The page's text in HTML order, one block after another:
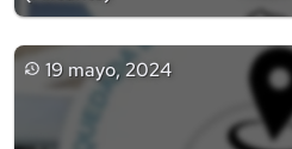
19 mayo, 2024